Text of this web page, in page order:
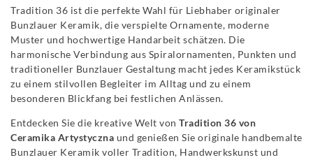
Tradition 36 ist die perfekte Wahl für Liebhaber originaler
Bunzlauer Keramik, die verspielte Ornamente, moderne
Muster und hochwertige Handarbeit schätzen. Die
harmonische Verbindung aus Spiralornamenten, Punkten und
traditioneller Bunzlauer Gestaltung macht jedes Keramikstück
zu einem stilvollen Begleiter im Alltag und zu einem
besonderen Blickfang bei festlichen Anlässen.
Entdecken Sie die kreative Welt von Tradition 36 von
Ceramika Artystyczna und genießen Sie originale handbemalte
Bunzlauer Keramik voller Tradition, Handwerkskunst und